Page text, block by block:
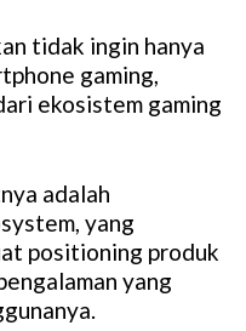
tidak ingin hanya
gaming,
ekosistem gaming
adalah
yang
positioning produk
yang